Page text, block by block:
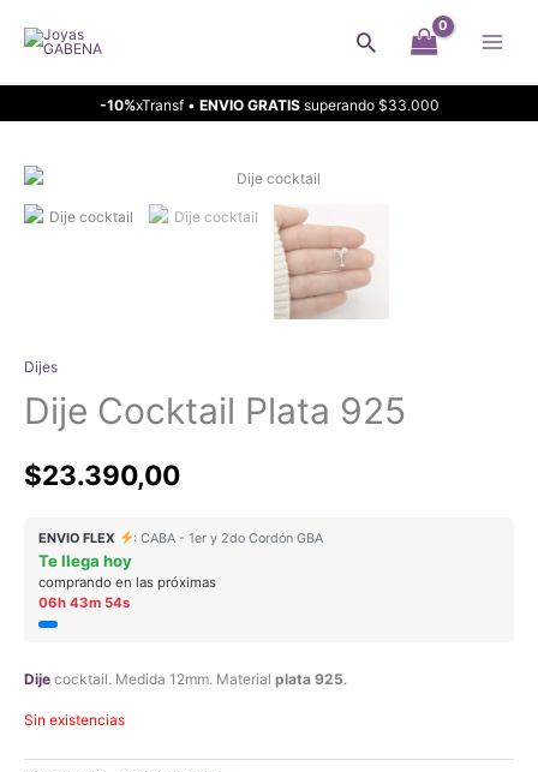
Buscar
-10%xTransf • ENVIO GRATISsuperando $33.000
Dijes
Dije Cocktail Plata 925
$23.390,00
ENVIO FLEX : CABA - 1er y 2do Cordón GBA
Te llega hoy
comprando en las próximas
06h 43m 53s
Dije cocktail. Medida 12mm. Material plata 925.
Sin existencias